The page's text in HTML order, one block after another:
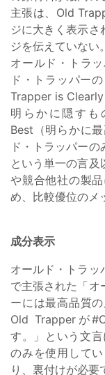
主張は、Old
ジに大きく表示さ
ジを伝えていない。
オールド・トラ
ド・トラッパー
Trapper is Clearly
明らかに隠すも
Best（明らかに
ド・トラッパーの
という単一の言及
や競合他社の製
め、比較優位のメ
成分表示
オールド・トラッ
で主張された「オ
ーには最高品質
Old Trapperが
す。」という文
のみを使用して
り、裏付けが必要